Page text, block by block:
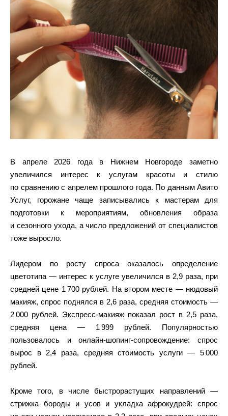
В апреле 2026 года в Нижнем Новгороде заметно
увеличился интерес к услугам красоты и стилю
по сравнению с апрелем прошлого года. По данным Авито
Услуг, горожане чаще записывались к мастерам для
подготовки к мероприятиям, обновления образа
и сезонного ухода, а число предложений от специалистов
тоже выросло.
Лидером по росту спроса оказалось определение
цветотипа — интерес к услуге увеличился в 2,9 раза, при
средней цене 1 700 рублей. На втором месте — нюдовый
макияж, спрос поднялся в 2,6 раза, средняя стоимость —
2 000 рублей. Экспресс‑макияж показал рост в 2,5 раза,
средняя цена — 1 999 рублей. Популярностью
пользовалось и онлайн‑шопинг‑сопровождение: спрос
вырос в 2,4 раза, средняя стоимость услуги — 5 000
рублей.
Кроме того, в числе быстрорастущих направлений —
стрижка бороды и усов и укладка афрокудрей: спрос